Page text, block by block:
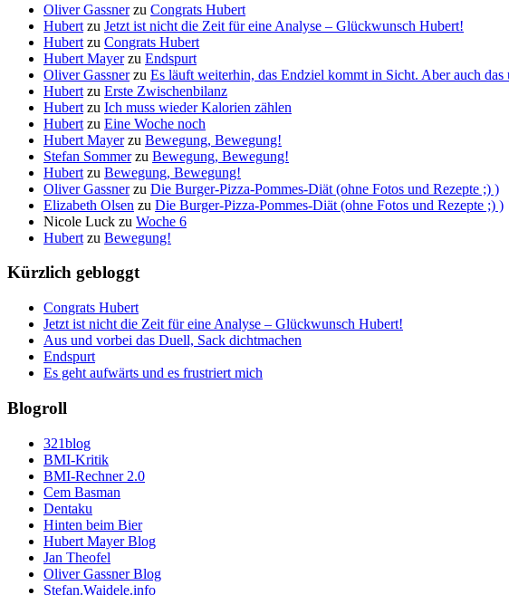
Oliver Gassnerzu Congrats Hubert
Hubert zu Jetzt ist nicht die Zeit für eine Analyse – Glückwunsch Hubert!
Hubert zu Congrats Hubert
Hubert Mayerzu Endspurt
Oliver Gassnerzu Es läuft weiterhin, das Endziel kommt in Sicht. Aber auch das
Hubert zu Erste Zwischenbilanz
Hubert zu Ich muss wieder Kalorien zählen
Hubert zu Eine Woche noch
Hubert Mayerzu Bewegung, Bewegung!
Stefan Sommerzu Bewegung, Bewegung!
Hubert zu Bewegung, Bewegung!
Oliver Gassnerzu Die Burger-Pizza-Pommes-Diät (ohne Fotos und Rezepte ;) )
Elizabeth Olsen zu Die Burger-Pizza-Pommes-Diät (ohne Fotos und Rezepte ;) )
Nicole Luck zu Woche 6
Hubert zu Bewegung!
Kürzlich gebloggt
Congrats Hubert
Jetzt ist nicht die Zeit für eine Analyse – Glückwunsch Hubert!
Aus und vorbei das Duell, Sack dichtmachen
Endspurt
Es geht aufwärts und es frustriert mich
Blogroll
321blog
BMI-Kritik
BMI-Rechner 2.0
Cem Basman
Dentaku
Hinten beim Bier
Hubert Mayer Blog
Jan Theofel
Oliver Gassner Blog
Stefan.Waidele.info